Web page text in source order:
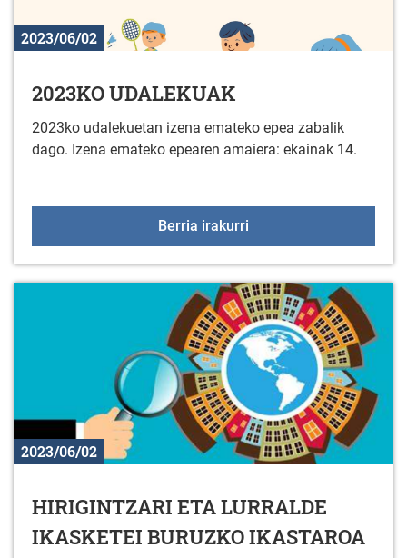
2023/06/02
2023KO UDALEKUAK
2023ko udalekuetan izena emateko epea zabalik
dago. Izena emateko epearen amaiera: ekainak 14.
Berria irakurri
2023/06/02
HIRIGINTZARI ETA LURRALDE
IKASKETEI BURUZKO IKASTAROA